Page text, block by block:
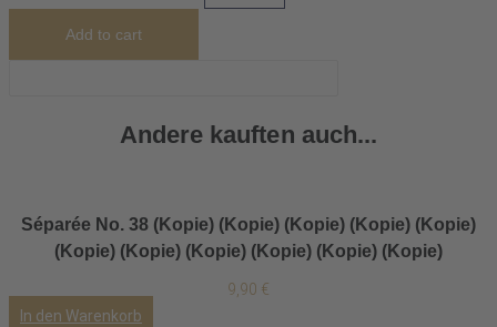
Add to cart
Andere kauften auch...
Séparée No. 38 (Kopie) (Kopie) (Kopie) (Kopie) (Kopie)
(Kopie) (Kopie) (Kopie) (Kopie) (Kopie) (Kopie)
9,90 €
In den Warenkorb